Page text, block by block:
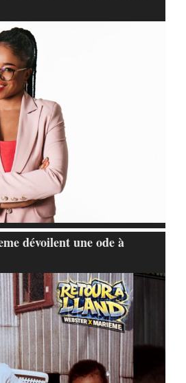
dévoilent une ode à